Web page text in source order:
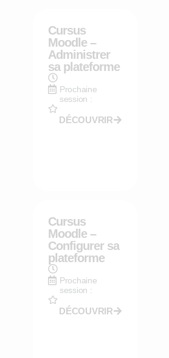
Cursus
Moodle –
Administrer
sa plateforme
Prochaine
session :
DÉCOUVRIR
Cursus
Moodle –
Configurer sa
plateforme
Prochaine
session :
DÉCOUVRIR